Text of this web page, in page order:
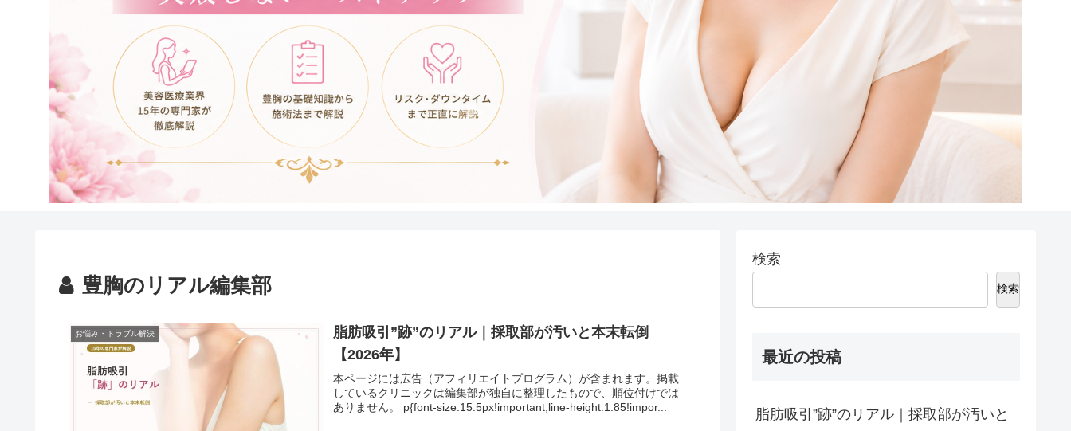
豊胸のリアル編集部
お悩み・トラブル解決
脂肪吸引”跡”のリアル｜採取部が汚いと本末転倒
【2026年】
本ページには広告（アフィリエイトプログラム）が含まれます。掲載
しているクリニックは編集部が独自に整理したもので、順位付けでは
ありません。 p{font-size:15.5px!important;line-height:1.85!impor...
検索
検索
最近の投稿
脂肪吸引”跡”のリアル｜採取部が汚いと